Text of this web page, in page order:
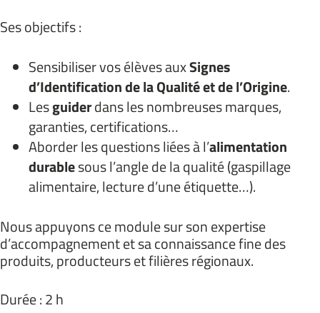
Ses objectifs :
Sensibiliser vos élèves auxSignes
d’Identification de la Qualité et de l’Origine.
Lesguiderdans les nombreuses marques,
garanties, certifications…
Aborder les questions liées à l’alimentation
durablesous l’angle de la qualité (gaspillage
alimentaire, lecture d’une étiquette…).
Nous appuyons ce module sur son expertise
d’accompagnement et sa connaissance fine des
produits, producteurs et filières régionaux.
Durée : 2 h